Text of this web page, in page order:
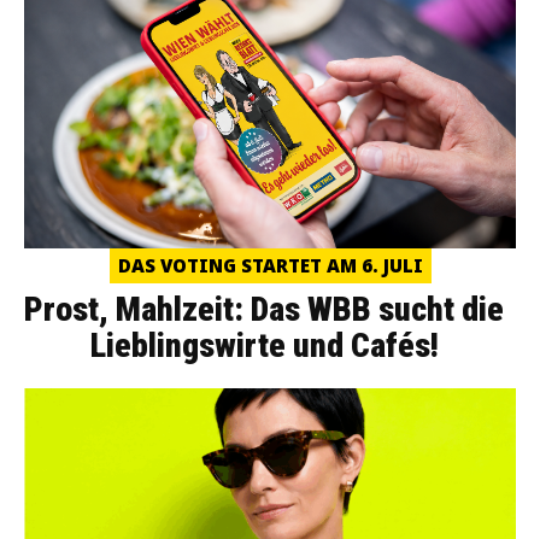
DAS VOTING STARTET AM 6. JULI
Prost, Mahlzeit: Das WBB sucht die
Lieblingswirte und Cafés!